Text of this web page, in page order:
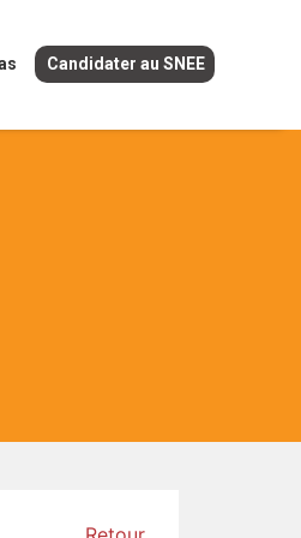
Candidater au SNEE